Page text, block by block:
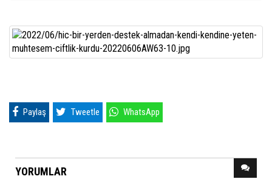
Paylaş Tweetle WhatsApp
YORUMLAR